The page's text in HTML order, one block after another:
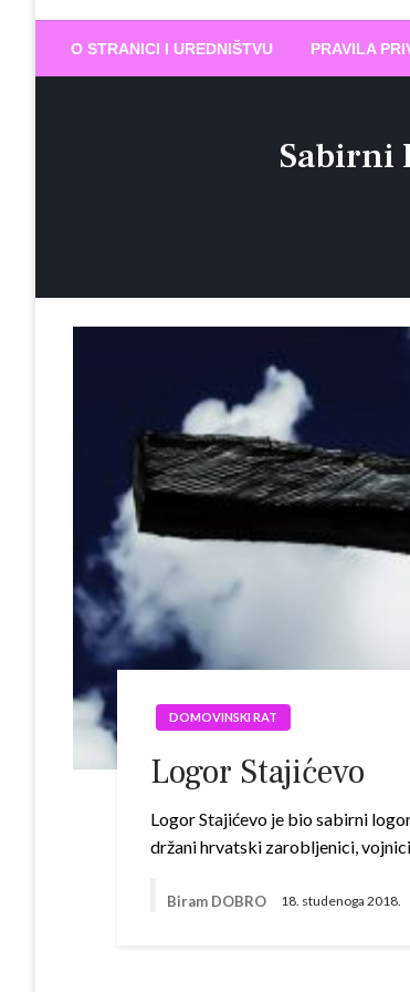
Biram
O STRANICI I UREDNIŠTVU PRAVILA
Sabirni
DOMOVINSKI RAT
Logor Stajićevo
Logor Stajićevo je bio sabirni
držani hrvatski zarobljenici,
Biram DOBRO 18. studenoga 2018.